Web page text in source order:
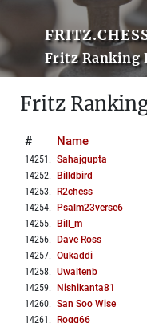
Fritz Ranking
Fritz
# Name
14251 . Sahajgupta
14252. Billdbird
14253. R2chess
14254. Psalm23verse6
14255. Bill_m
14256. Dave Ross
14257. Oukaddi
14258. Uwaltenb
14259. Nishikanta81
14260. San Soo Wise
14261 . Rogg66